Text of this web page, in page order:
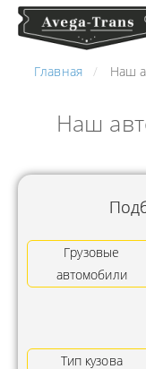
Главная Наш
Наш
Грузовые
автомобили
Тип кузова